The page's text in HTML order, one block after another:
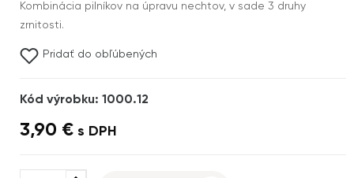
Kombinácia pilníkov na úpravu nechtov, v sade 3 druhy
zrnitosti.
Pridať do obľúbených
Kód výrobku: 1000.12
3,90 € s DPH